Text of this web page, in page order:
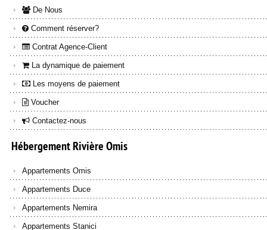
De Nous
Comment réserver?
Contrat Agence-Client
La dynamique de paiement
Les moyens de paiement
Voucher
Contactez-nous
HébergementRivièreOmis
Appartements Omis
Appartements Duce
Appartements Nemira
Appartements Stanici